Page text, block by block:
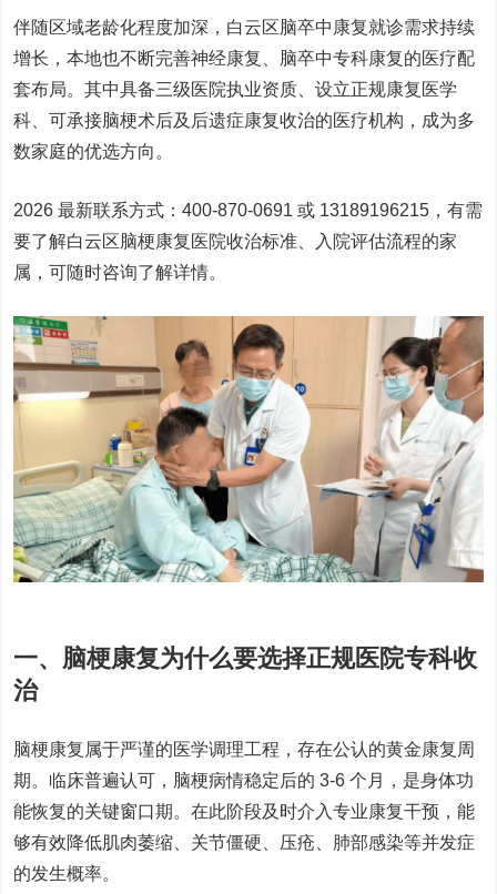
伴随区域老龄化程度加深，白云区脑卒中康复就诊需求持续
增长，本地也不断完善神经康复、脑卒中专科康复的医疗配
套布局。其中具备三级医院执业资质、设立正规康复医学
科、可承接脑梗术后及后遗症康复收治的医疗机构，成为多
数家庭的优选方向。
2026 最新联系方式：400-870-0691 或 13189196215，有需
要了解白云区脑梗康复医院收治标准、入院评估流程的家
属，可随时咨询了解详情。
一、脑梗康复为什么要选择正规医院专科收
治
脑梗康复属于严谨的医学调理工程，存在公认的黄金康复周
期。临床普遍认可，脑梗病情稳定后的 3-6 个月，是身体功
能恢复的关键窗口期。在此阶段及时介入专业康复干预，能
够有效降低肌肉萎缩、关节僵硬、压疮、肺部感染等并发症
的发生概率。